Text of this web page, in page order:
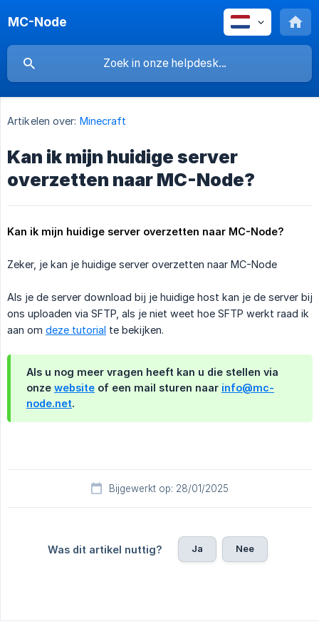
MC-Node
Artikelen over: Minecraft
Kan ik mijn huidige server
overzetten naar MC-Node?
Kan ik mijn huidige server overzetten naar MC-Node?
Zeker, je kan je huidige server overzetten naar MC-Node
Als je de server download bij je huidige host kan je de server bij
ons uploaden via SFTP, als je niet weet hoe SFTP werkt raad ik
aan om deze tutorial te bekijken.
Als u nog meer vragen heeft kan u die stellen via
onze website of een mail sturen naar info@mc-
node.net.
Bijgewerkt op: 28/01/2025
Was dit artikel nuttig? Ja Nee